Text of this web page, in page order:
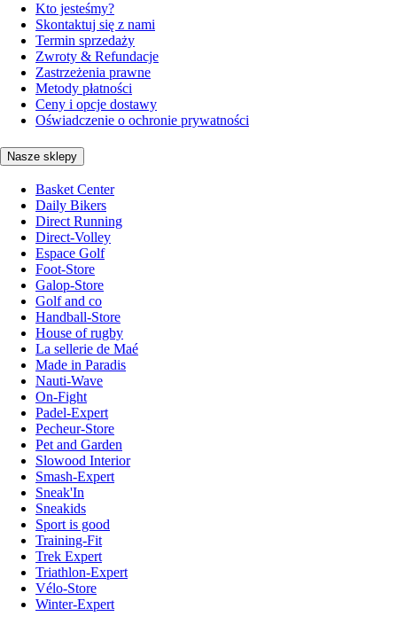
Kto jesteśmy?
Skontaktuj się z nami
Termin sprzedaży
Zwroty & Refundacje
Zastrzeżenia prawne
Metody płatności
Ceny i opcje dostawy
Oświadczenie o ochronie prywatności
Nasze sklepy
Basket Center
Daily Bikers
Direct Running
Direct-Volley
Espace Golf
Foot-Store
Galop-Store
Golf and co
Handball-Store
House of rugby
La sellerie de Maé
Made in Paradis
Nauti-Wave
On-Fight
Padel-Expert
Pecheur-Store
Pet and Garden
Slowood Interior
Smash-Expert
Sneak'In
Sneakids
Sport is good
Training-Fit
Trek Expert
Triathlon-Expert
Vélo-Store
Winter-Expert